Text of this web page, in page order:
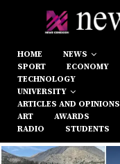
HOME
NEWS
SPORT
ECONOMY
TECHNOLOGY
UNIVERSITY
ARTICLES AND OPINIONS
ART
AWARDS
RADIO
STUDENTS